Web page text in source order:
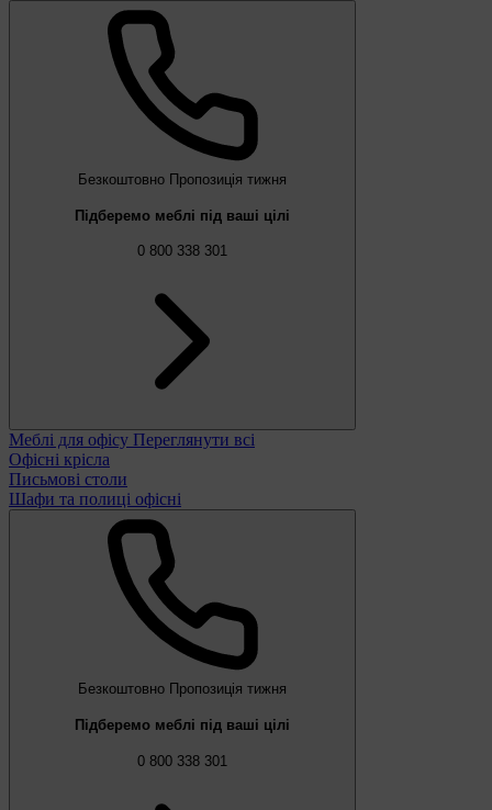
Безкоштовно Пропозиція тижня
Підберемо меблі під ваші цілі
0 800 338 301
Меблі для офісу Переглянути всі
Офісні крісла
Письмові столи
Шафи та полиці офісні
Безкоштовно Пропозиція тижня
Підберемо меблі під ваші цілі
0 800 338 301